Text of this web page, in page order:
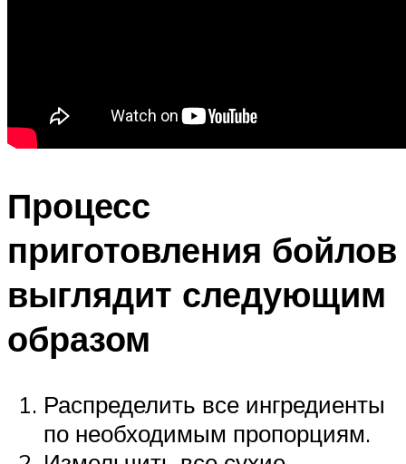
Процесс
приготовления бойлов
выглядит следующим
образом
Распределить все ингредиенты
по необходимым пропорциям.